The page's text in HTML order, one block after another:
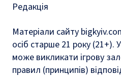
Редакція
Матеріали сайту
осіб старше 21 року (21+).
може викликати ігрову
правил (принципів)